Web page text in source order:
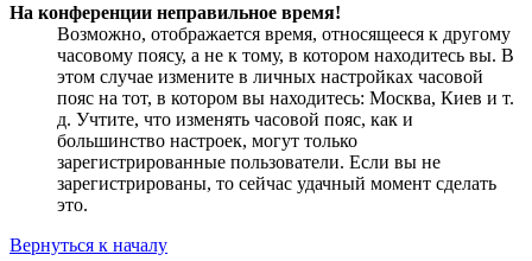
На конференции неправильное время!
Возможно, отображается время, относящееся к другому
часовому поясу, а не к тому, в котором находитесь вы. В
этом случае измените в личных настройках часовой
пояс на тот, в котором вы находитесь: Москва, Киев и т.
д. Учтите, что изменять часовой пояс, как и
большинство настроек, могут только
зарегистрированные пользователи. Если вы не
зарегистрированы, то сейчас удачный момент сделать
это.
Вернуться к началу